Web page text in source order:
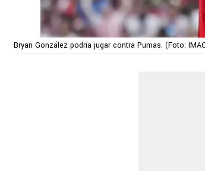
Bryan González podría jugar contra Pumas. (Foto: